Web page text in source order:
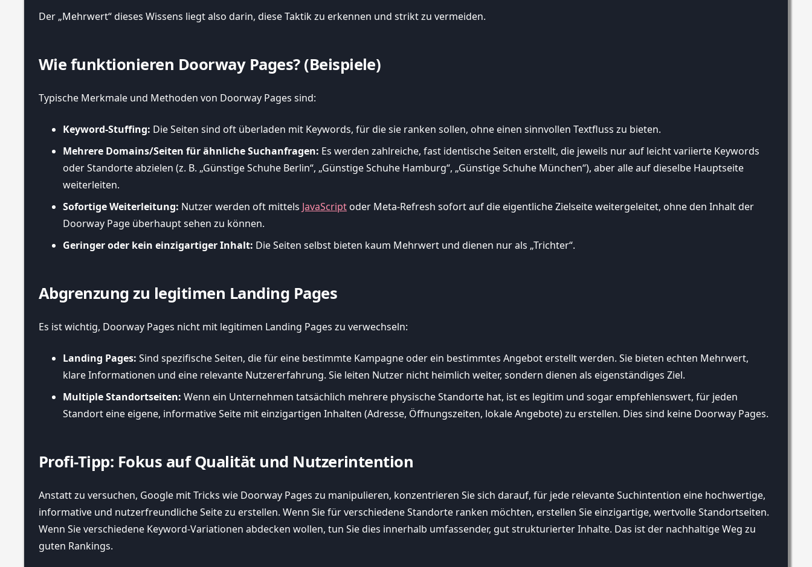
Der „Mehrwert“ dieses Wissens liegt also darin, diese Taktik zu erkennen und strikt zu vermeiden.
Wie funktionieren Doorway Pages? (Beispiele)
Typische Merkmale und Methoden von Doorway Pages sind:
Keyword-Stuffing: Die Seiten sind oft überladen mit Keywords, für die sie ranken sollen, ohne einen sinnvollen Textfluss zu bieten.
Mehrere Domains/Seiten für ähnliche Suchanfragen: Es werden zahlreiche, fast identische Seiten erstellt, die jeweils nur auf leicht variierte Keywords
oder Standorte abzielen (z. B. „Günstige Schuhe Berlin“, „Günstige Schuhe Hamburg“, „Günstige Schuhe München“), aber alle auf dieselbe Hauptseite
weiterleiten.
Sofortige Weiterleitung: Nutzer werden oft mittels JavaScript oder Meta-Refresh sofort auf die eigentliche Zielseite weitergeleitet, ohne den Inhalt der
Doorway Page überhaupt sehen zu können.
Geringer oder kein einzigartiger Inhalt: Die Seiten selbst bieten kaum Mehrwert und dienen nur als „Trichter“.
Abgrenzung zu legitimen Landing Pages
Es ist wichtig, Doorway Pages nicht mit legitimen Landing Pages zu verwechseln:
Landing Pages: Sind spezifische Seiten, die für eine bestimmte Kampagne oder ein bestimmtes Angebot erstellt werden. Sie bieten echten Mehrwert,
klare Informationen und eine relevante Nutzererfahrung. Sie leiten Nutzer nicht heimlich weiter, sondern dienen als eigenständiges Ziel.
Multiple Standortseiten: Wenn ein Unternehmen tatsächlich mehrere physische Standorte hat, ist es legitim und sogar empfehlenswert, für jeden
Standort eine eigene, informative Seite mit einzigartigen Inhalten (Adresse, Öffnungszeiten, lokale Angebote) zu erstellen. Dies sind keine Doorway Pages.
Profi-Tipp: Fokus auf Qualität und Nutzerintention
Anstatt zu versuchen, Google mit Tricks wie Doorway Pages zu manipulieren, konzentrieren Sie sich darauf, für jede relevante Suchintention eine hochwertige,
informative und nutzerfreundliche Seite zu erstellen. Wenn Sie für verschiedene Standorte ranken möchten, erstellen Sie einzigartige, wertvolle Standortseiten.
Wenn Sie verschiedene Keyword-Variationen abdecken wollen, tun Sie dies innerhalb umfassender, gut strukturierter Inhalte. Das ist der nachhaltige Weg zu
guten Rankings.